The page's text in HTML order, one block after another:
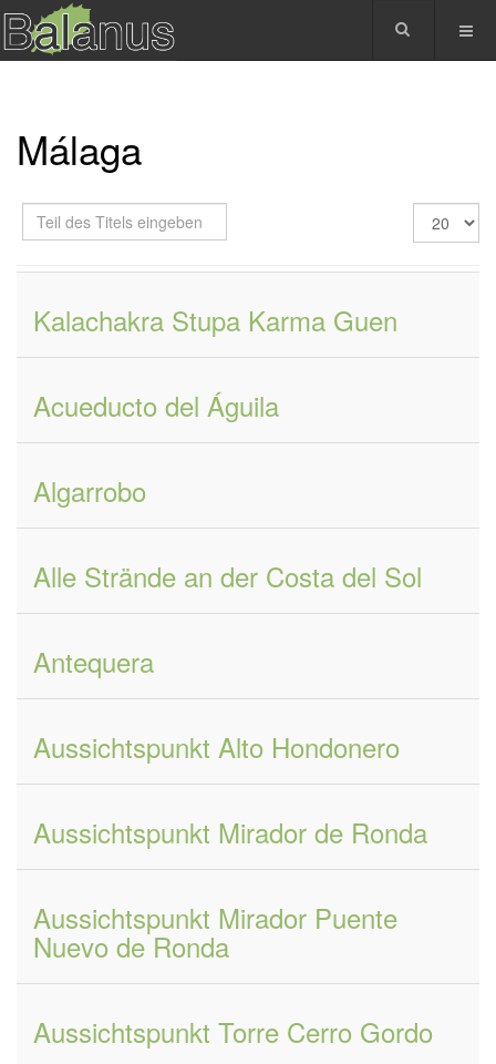
Málaga
Teil
des
Anzeige
#
Kalachakra Stupa Karma Guen
Acueducto del Águila
Algarrobo
Alle Strände an der Costa del Sol
Antequera
Aussichtspunkt Alto Hondonero
Aussichtspunkt Mirador de Ronda
Aussichtspunkt Mirador Puente
Nuevo de Ronda
Aussichtspunkt Torre Cerro Gordo